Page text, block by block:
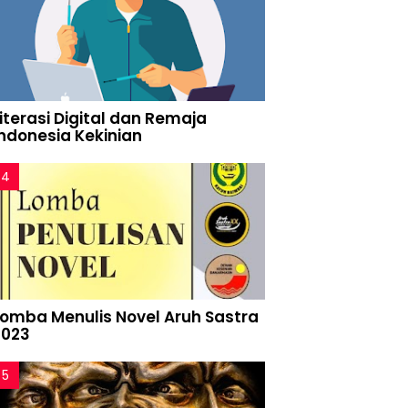
Digital dan Remaja
Kekinian
Menulis Novel Aruh Sastra